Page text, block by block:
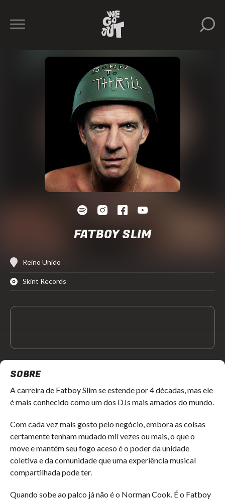
FATBOY SLIM
Reino Unido
Skint Records
SOBRE
A carreira de Fatboy Slim se estende por 4 décadas, mas ele
é mais conhecido como um dos DJs mais amados do mundo.
Com cada vez mais gosto pelo negócio, embora as coisas
certamente tenham mudado mil vezes ou mais, o que o
move e mantém seu fogo aceso é o poder da unidade
coletiva e da comunidade que uma experiência musical
compartilhada pode ter.
Quando sobe ao palco já não é o Norman Cook. É o Fatboy